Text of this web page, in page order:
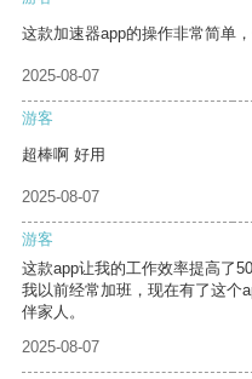
这款加速器app的操作非常简单
2025-08-07
游客
超棒啊 好用
2025-08-07
游客
这款app让我的工作效率提高了
我以前经常加班，现在有了这个
伴家人。
2025-08-07